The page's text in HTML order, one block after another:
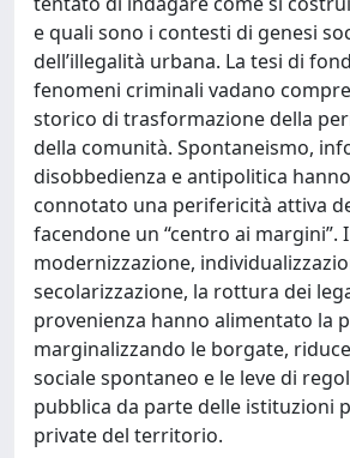
e quali sono i contesti di genesi
dell’illegalità urbana. La tesi di
fenomeni criminali vadano
storico di trasformazione della
della comunità. Spontaneismo,
disobbedienza e antipolitica
connotato una perifericità attiva
facendone un “centro ai margini”.
modernizzazione,
secolarizzazione, la rottura dei
provenienza hanno alimentato la
marginalizzando le borgate,
sociale spontaneo e le leve di
pubblica da parte delle istituzioni
private del territorio.